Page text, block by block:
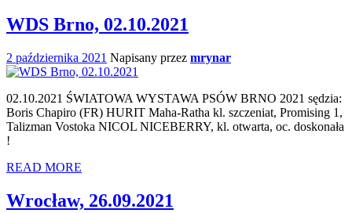
WDS Brno, 02.10.2021
2 października 2021 Napisany przez mrynar
02.10.2021 ŚWIATOWA WYSTAWA PSÓW BRNO 2021 sędzia:
Boris Chapiro (FR) HURIT Maha-Ratha kl. szczeniat, Promising 1,
Talizman Vostoka NICOL NICEBERRY, kl. otwarta, oc. doskonała
!
READ MORE
Wrocław, 26.09.2021